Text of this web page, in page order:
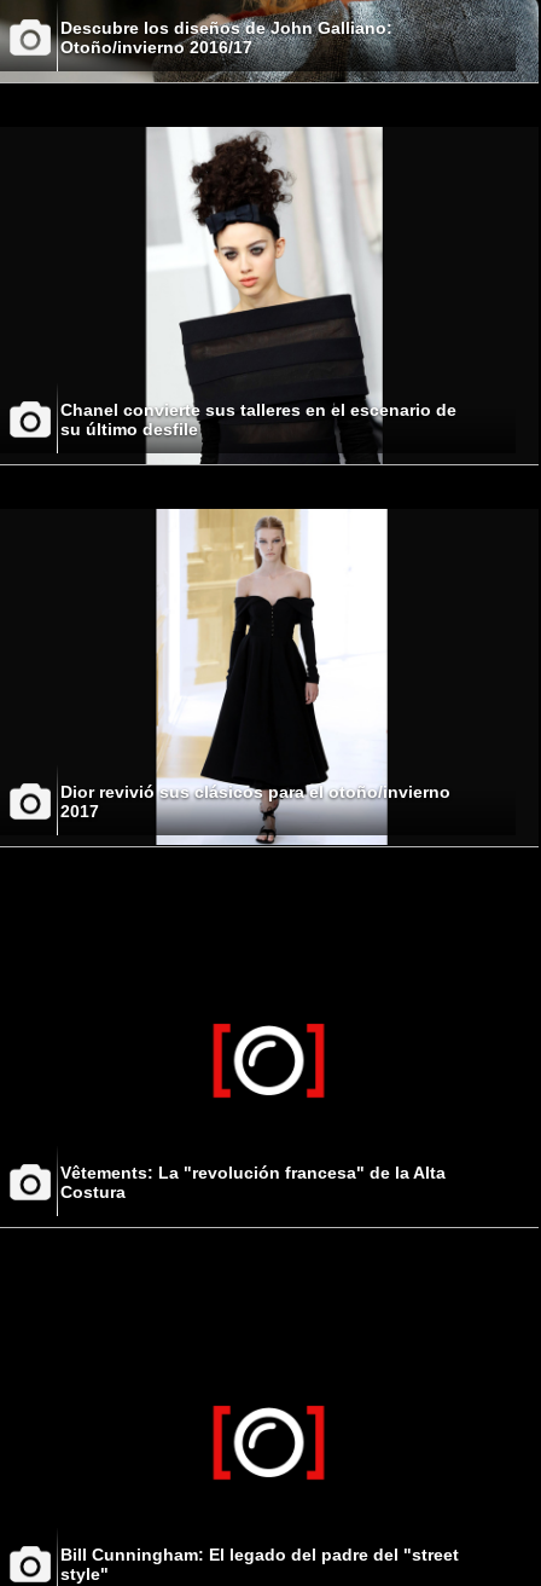
Descubre los diseños de John Galliano:
Otoño/invierno 2016/17
Chanel convierte sus talleres en el escenario de
su último desfile
Dior revivió sus clásicos para el otoño/invierno
2017
Vêtements: La "revolución francesa" de la Alta
Costura
Bill Cunningham: El legado del padre del "street
style"